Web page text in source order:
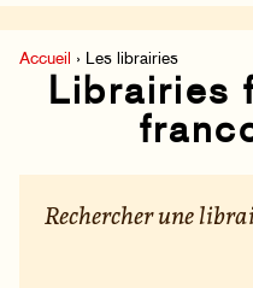
Accueil › Les librairies
Librairies
Rechercher une